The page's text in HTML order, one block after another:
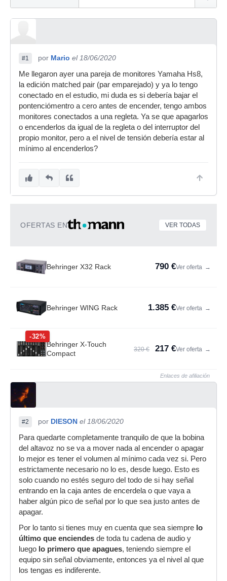
#1 por Mario el 18/06/2020
Me llegaron ayer una pareja de monitores Yamaha Hs8,
la edición matched pair (par emparejado) y ya lo tengo
conectado en el estudio, mi duda es si debería bajar el
pontenciómentro a cero antes de encender, tengo ambos
monitores conectados a una regleta. Ya se que apagarlos
o encenderlos da igual de la regleta o del interruptor del
propio monitor, pero a el nivel de tensión debería estar al
mínimo al encenderlos?
OFERTAS EN VER TODAS
Behringer X32 Rack 790 €Ver oferta →
Behringer WING Rack 1.385 €Ver oferta →
-32%
Behringer X-Touch
Compact
320 € 217 €Ver oferta →
Enlaces de afiliación
#2 por DIESON el 18/06/2020
Para quedarte completamente tranquilo de que la bobina
del altavoz no se va a mover nada al encender o apagar
lo mejor es tener el volumen al mínimo cada vez si. Pero
estrictamente necesario no lo es, desde luego. Esto es
solo cuando no estés seguro del todo de si hay señal
entrando en la caja antes de encerdela o que vaya a
haber algún pico de señal por lo que sea justo antes de
apagar.
Por lo tanto si tienes muy en cuenta que sea siempre lo
último que enciendes de toda tu cadena de audio y
luego lo primero que apagues, teniendo siempre el
equipo sin señal obviamente, entonces ya el nivel al que
los tengas es indiferente.